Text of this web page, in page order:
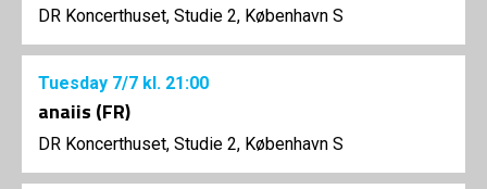
DR Koncerthuset, Studie 2, København S
Tuesday 7/7 kl. 21:00
anaiis (FR)
DR Koncerthuset, Studie 2, København S